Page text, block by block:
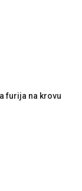
furija na krovu